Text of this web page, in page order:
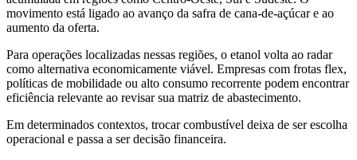
movimento está ligado ao avanço da safra de cana-de-açúcar e ao
aumento da oferta.
Para operações localizadas nessas regiões, o etanol volta ao radar
como alternativa economicamente viável. Empresas com frotas flex,
políticas de mobilidade ou alto consumo recorrente podem encontrar
eficiência relevante ao revisar sua matriz de abastecimento.
Em determinados contextos, trocar combustível deixa de ser escolha
operacional e passa a ser decisão financeira.